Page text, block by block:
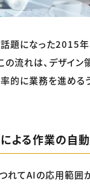
話題になった2015
流れは、デザイ
的に業務を進め
よる作業の自
れてAIの応用範囲